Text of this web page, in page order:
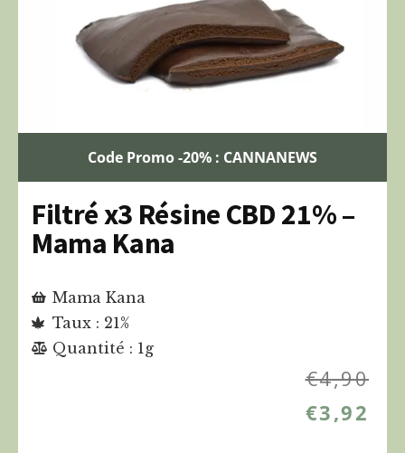
Code Promo -20% : CANNANEWS
Filtré x3 Résine CBD 21% –
Mama Kana
Mama Kana
Taux : 21%
Quantité : 1g
€4,90
€3,92